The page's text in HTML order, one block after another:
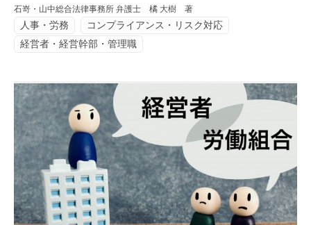
石嵜・山中総合法律事務所 弁護士 橘 大樹 著
人事・労務
コンプライアンス・リスク対応
経営者・経営幹部・管理職